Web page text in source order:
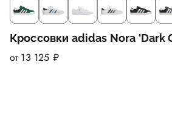
Кроссовки adidas Nora 'Dark
от 13 125 ₽